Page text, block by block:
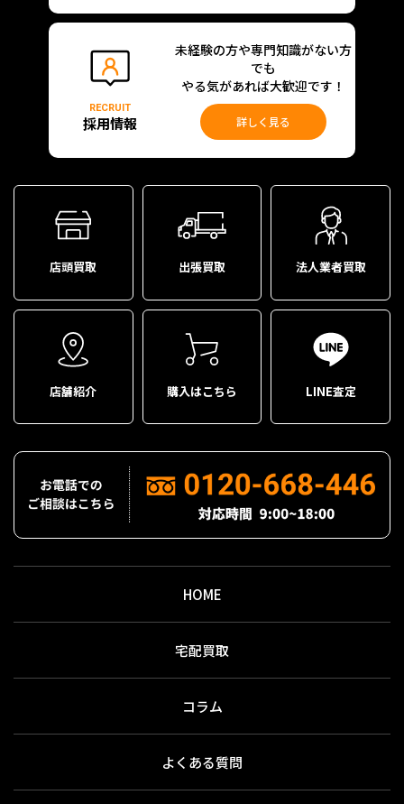
RECRUIT
採用情報
未経験の方や専門知識がない方
でも
やる気があれば大歓迎です！
詳しく見る
店頭買取 出張買取 法人業者買取
店舗紹介 購入はこちら LINE査定
HOME
宅配買取
コラム
よくある質問